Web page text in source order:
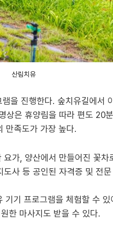
산림치유
을 진행한다. 숲치유길에서
은 휴양림을 따라 편도 20
만족도가 가장 높다.
가, 양산에서 만들어진 꽃
사 등 공인된 자격증 및 전
기 프로그램을 체험할 수
한 마사지도 받을 수 있다.